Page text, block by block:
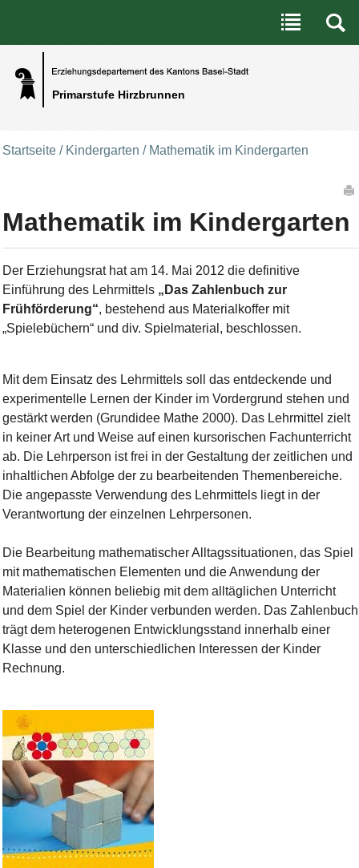
Primarstufe Hirzbrunnen
Benutzerspezifische Werkzeuge
Direkt zum Inhalt|Direkt zur Navigation
Startseite / Kindergarten / Mathematik im Kindergarten
Mathematik im Kindergarten
Der Erziehungsrat hat am 14. Mai 2012 die definitive
Einführung des Lehrmittels „Das Zahlenbuch zur
Frühförderung“, bestehend aus Materialkoffer mit
„Spielebüchern“ und div. Spielmaterial, beschlossen.
Mit dem Einsatz des Lehrmittels soll das entdeckende und
experimentelle Lernen der Kinder im Vordergrund stehen und
gestärkt werden (Grundidee Mathe 2000). Das Lehrmittel zielt
in keiner Art und Weise auf einen kursorischen Fachunterricht
ab. Die Lehrperson ist frei in der Gestaltung der zeitlichen und
inhaltlichen Abfolge der zu bearbeitenden Themenbereiche.
Die angepasste Verwendung des Lehrmittels liegt in der
Verantwortung der einzelnen Lehrpersonen.
Die Bearbeitung mathematischer Alltagssituationen, das Spiel
mit mathematischen Elementen und die Anwendung der
Materialien können beliebig mit dem alltäglichen Unterricht
und dem Spiel der Kinder verbunden werden. Das Zahlenbuch
trägt dem heterogenen Entwicklungsstand innerhalb einer
Klasse und den unterschiedlichen Interessen der Kinder
Rechnung.